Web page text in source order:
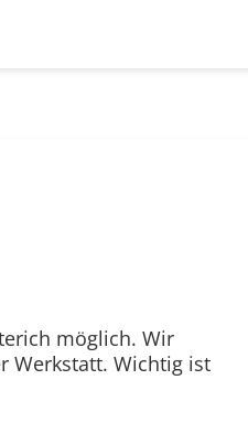
möglich. Wir
Werkstatt. Wichtig ist